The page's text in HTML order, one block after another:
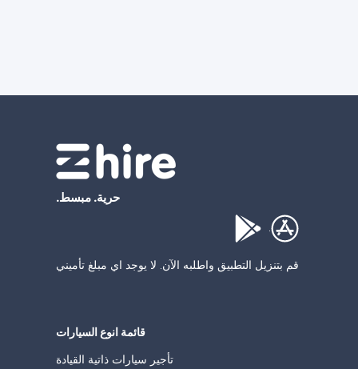
حرية. مبسط.
قم بتنزيل التطبيق واطلبه الآن. لا يوجد اي مبلغ تأميني
قائمة انوع السيارات
تأجير سيارات ذاتية القيادة